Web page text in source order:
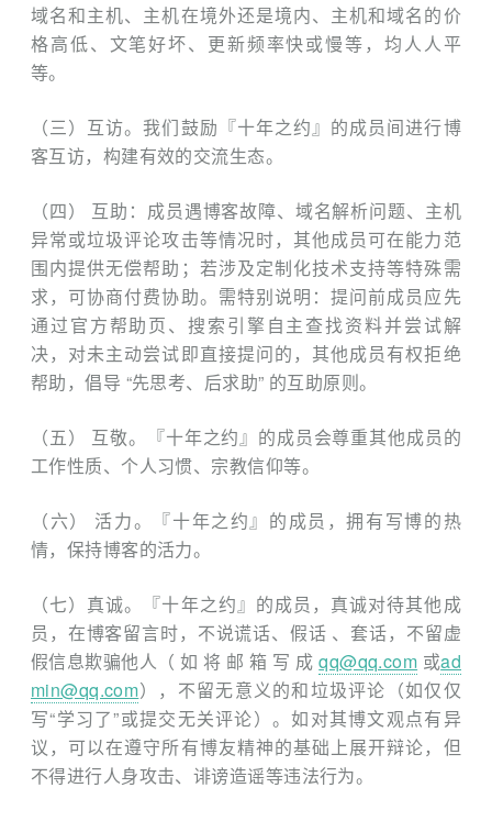
域名和主机、主机在境外还是境内、主机和域名的价
格高低、文笔好坏、更新频率快或慢等，均人人平
等。
（三）互访。我们鼓励『十年之约』的成员间进行博
客互访，构建有效的交流生态。
（四） 互助：成员遇博客故障、域名解析问题、主机
异常或垃圾评论攻击等情况时，其他成员可在能力范
围内提供无偿帮助；若涉及定制化技术支持等特殊需
求，可协商付费协助。需特别说明：提问前成员应先
通过官方帮助页、搜索引擎自主查找资料并尝试解
决，对未主动尝试即直接提问的，其他成员有权拒绝
帮助，倡导 “先思考、后求助” 的互助原则。
（五） 互敬。『十年之约』的成员会尊重其他成员的
工作性质、个人习惯、宗教信仰等。
（六） 活力。『十年之约』的成员，拥有写博的热
情，保持博客的活力。
（七）真诚。『十年之约』的成员，真诚对待其他成
员，在博客留言时，不说谎话、假话 、套话，不留虚
假信息欺骗他人（ 如 将 邮 箱 写 成qq@qq.com 或ad
min@qq.com），不留无意义的和垃圾评论（如仅仅
写“学习了”或提交无关评论）。如对其博文观点有异
议，可以在遵守所有博友精神的基础上展开辩论，但
不得进行人身攻击、诽谤造谣等违法行为。